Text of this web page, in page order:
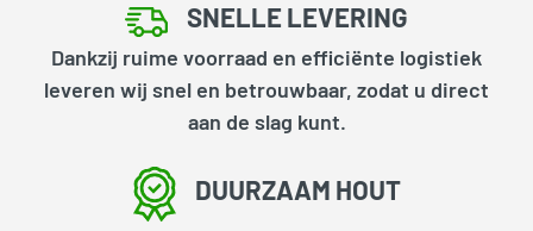
SNELLE LEVERING
Dankzij ruime voorraad en efficiënte logistiek
leveren wij snel en betrouwbaar, zodat u direct
aan de slag kunt.
DUURZAAM HOUT